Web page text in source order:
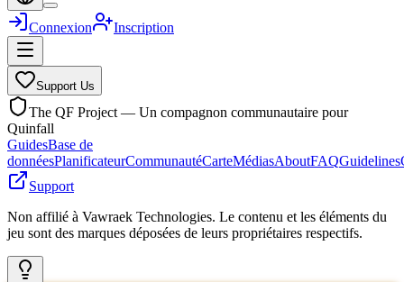
Connexion Inscription
Support Us
The QF Project — Un compagnon communautaire pour
Quinfall
GuidesBase de
donnéesPlanificateurCommunautéCarteMédiasAboutFAQGuidelines
Support
Non affilié à Vawraek Technologies. Le contenu et les éléments du
jeu sont des marques déposées de leurs propriétaires respectifs.